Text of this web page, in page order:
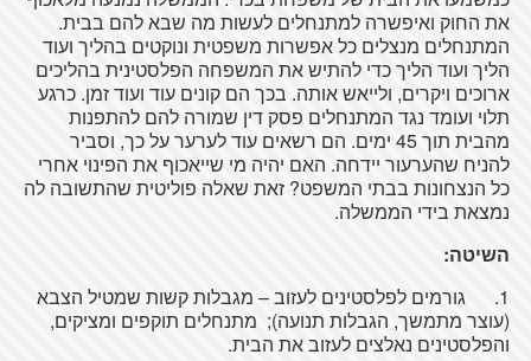
את החוק ואיפשרה למתנחלים לעשות מה שבא להם בבית.
המתנחלים מנצלים כל אפשרות משפטית ונוקטים בהליך ועוד
הליך ועוד הליך כדי להתיש את המשפחה הפלסטינית בהליכים
ארוכים ויקרים, ולייאש אותה. בכך הם קונים עוד ועוד זמן. כרגע
תלוי ועומד נגד המתנחלים פסק דין שמורה להם להתפנות
מהבית תוך 45 ימים. הם רשאים עוד לערער על כך, וסביר
להניח שהערעור יידחה. האם יהיה מי שייאכוף את הפינוי אחרי
כל הנצחונות בבתי המשפט? זאת שאלה פוליטית שהתשובה לה
נמצאת בידי הממשלה.
השיטה:
1. גורמים לפלסטינים לעזוב – מגבלות קשות שמטיל הצבא
(עוצר מתמשך, הגבלות תנועה); מתנחלים תוקפים ומציקים,
והפלסטינים נאלצים לעזוב את הבית.